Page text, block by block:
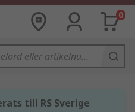
0
till RS Sverige